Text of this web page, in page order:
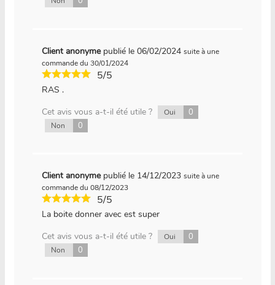
Client anonyme publié le 06/02/2024 suite à une
commande du 30/01/2024
5/5
RAS .
Cet avis vous a-t-il été utile ?
Oui 0
Non 0
Client anonyme publié le 14/12/2023 suite à une
commande du 08/12/2023
5/5
La boite donner avec est super
Cet avis vous a-t-il été utile ?
Oui 0
Non 0